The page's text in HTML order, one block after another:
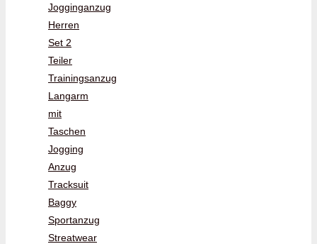
Jogginganzug
Herren
Set 2
Teiler
Trainingsanzug
Langarm
mit
Taschen
Jogging
Anzug
Tracksuit
Baggy
Sportanzug
Streatwear